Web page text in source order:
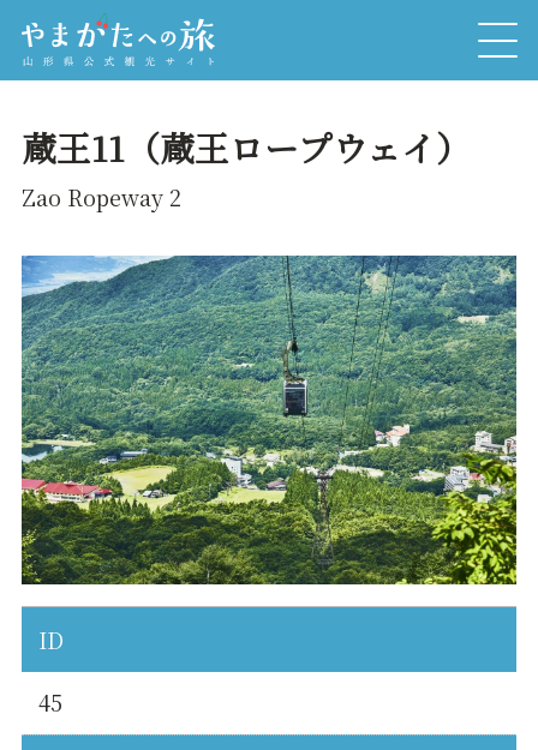
蔵王11（蔵王ロープウェイ）
Zao Ropeway 2
ID
45